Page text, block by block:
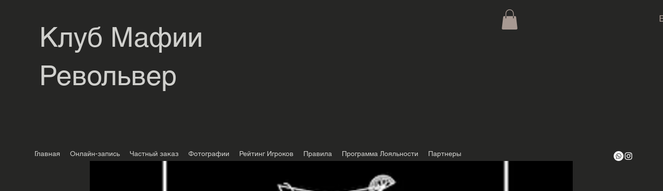
Клуб Мафии
Револьвер
Главная Онлайн-запись Частный заказ Фотографии Рейтинг Игроков Правила Программа Лояльности Партнеры